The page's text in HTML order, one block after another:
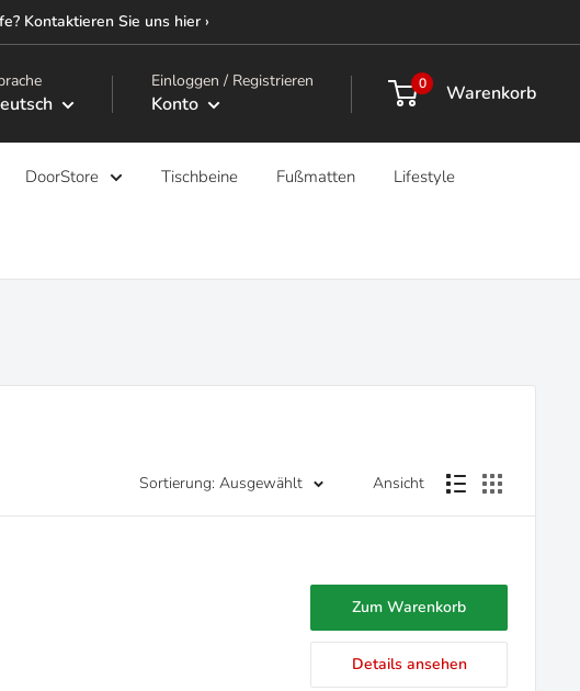
Kontaktieren Sie uns hier ›
Einloggen / Registrieren
Konto
0 Warenkorb
DoorStore Tischbeine Fußmatten Lifestyle
Sortierung: Ausgewählt Ansicht
Zum Warenkorb
Details ansehen